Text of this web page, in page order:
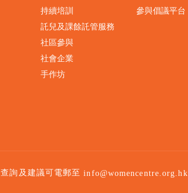
持續培訓
託兒及課餘託管服務
社區參與
社會企業
手作坊
參與倡議平台
查詢及建議可電郵至info@womencentre.org.hk